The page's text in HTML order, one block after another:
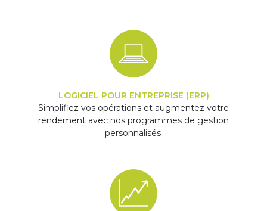
LOGICIEL POUR ENTREPRISE (ERP)
Simplifiez vos opérations et augmentez votre
rendement avec nos programmes de gestion
personnalisés.